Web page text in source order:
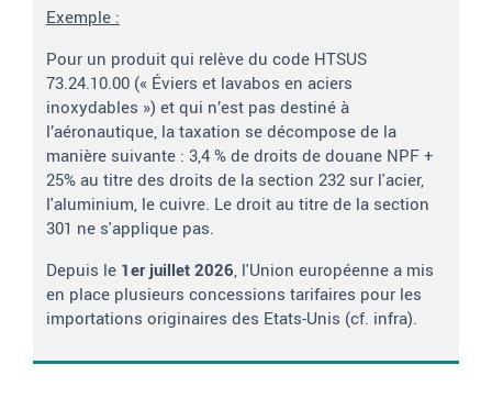
Exemple :
Pour un produit qui relève du code HTSUS
73.24.10.00 (« Éviers et lavabos en aciers
inoxydables ») et qui n’est pas destiné à
l’aéronautique, la taxation se décompose de la
manière suivante : 3,4 % de droits de douane NPF +
25% au titre des droits de la section 232 sur l'acier,
l'aluminium, le cuivre. Le droit au titre de la section
301 ne s'applique pas.
Depuis le 1er juillet 2026, l'Union européenne a mis
en place plusieurs concessions tarifaires pour les
importations originaires des Etats-Unis (cf. infra).